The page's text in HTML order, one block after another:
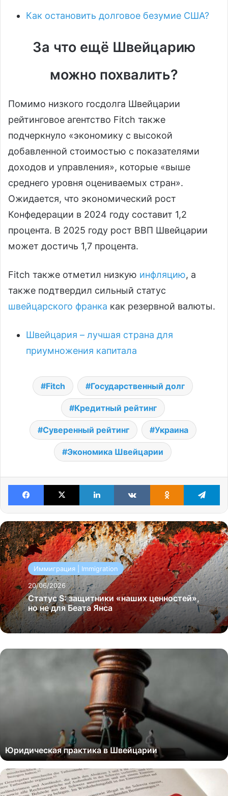
Как остановить долговое безумие США?
За что ещё Швейцарию
можно похвалить?
Помимо низкого госдолга Швейцарии
рейтинговое агентство Fitch также
подчеркнуло «экономику с высокой
добавленной стоимостью с показателями
доходов и управления», которые «выше
среднего уровня оцениваемых стран».
Ожидается, что экономический рост
Конфедерации в 2024 году составит 1,2
процента. В 2025 году рост ВВП Швейцарии
может достичь 1,7 процента.
Fitch также отметил низкую инфляцию, а
также подтвердил сильный статус
швейцарского франка как резервной валюты.
Швейцария – лучшая страна для
приумножения капитала
Fitch Государственный долг
Кредитный рейтинг
Суверенный рейтинг Украина
Экономика Швейцарии
Facebook X LinkedIn VKontakteOdnoklassniki
Иммиграция | Immigration
20/06/2026
Статус S: защитники «наших ценностей»,
но не для Беата Янса
Юридическая практика в Швейцарии